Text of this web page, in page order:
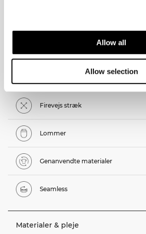
Allow all
Allow selection
TEKNISKE ASPEKTER
Firevejs stræk
Lommer
Genanvendte materialer
Seamless
Materialer & pleje